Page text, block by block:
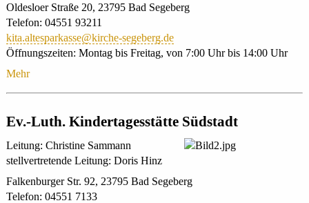
Oldesloer Straße 20, 23795 Bad Segeberg
Telefon: 04551 93211
kita.altesparkasse@kirche-segeberg.de
Öffnungszeiten: Montag bis Freitag, von 7:00 Uhr bis 14:00 Uhr
Mehr
Ev.-Luth. Kindertagesstätte Südstadt
Leitung: Christine Sammann
stellvertretende Leitung: Doris Hinz
Falkenburger Str. 92, 23795 Bad Segeberg
Telefon: 04551 7133